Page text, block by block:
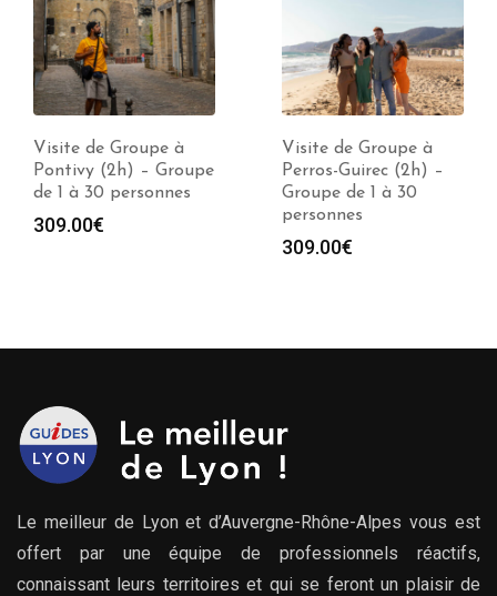
Visite de Groupe à
Pontivy (2h) – Groupe
de 1 à 30 personnes
309.00€
Visite de Groupe à
Perros-Guirec (2h) –
Groupe de 1 à 30
personnes
309.00€
Le meilleur de Lyon et d’Auvergne-Rhône-Alpes vous est
offert par une équipe de professionnels réactifs,
connaissant leurs territoires et qui se feront un plaisir de